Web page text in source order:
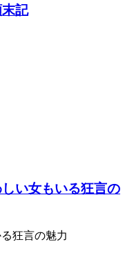
記
い女もいる狂言の
狂言の魅力